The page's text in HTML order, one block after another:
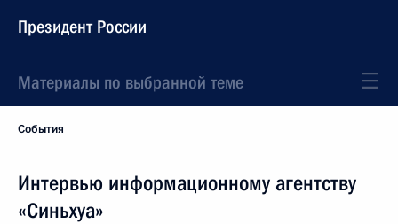
Президент России
Материалы по выбранной теме
События
Интервью информационному агентству
«Cиньхуа»